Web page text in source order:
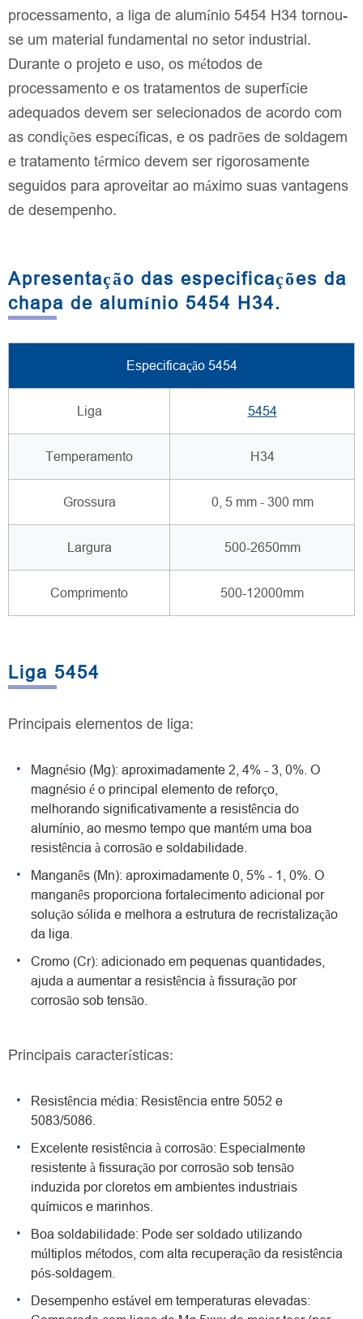
processamento, a liga de alumínio 5454 H34 tornou-
se um material fundamental no setor industrial.
Durante o projeto e uso, os métodos de
processamento e os tratamentos de superfície
adequados devem ser selecionados de acordo com
as condições específicas, e os padrões de soldagem
e tratamento térmico devem ser rigorosamente
seguidos para aproveitar ao máximo suas vantagens
de desempenho.
Apresentação das especificações da
chapa de alumínio 5454 H34.
Especificação 5454
Liga 5454
Temperamento H34
Grossura 0, 5 mm - 300 mm
Largura 500-2650mm
Comprimento 500-12000mm
Liga 5454
Principais elementos de liga:
Magnésio (Mg): aproximadamente 2, 4% - 3, 0%. O
magnésio é o principal elemento de reforço,
melhorando significativamente a resistência do
alumínio, ao mesmo tempo que mantém uma boa
resistência à corrosão e soldabilidade.
Manganês (Mn): aproximadamente 0, 5% - 1, 0%. O
manganês proporciona fortalecimento adicional por
solução sólida e melhora a estrutura de recristalização
da liga.
Cromo (Cr): adicionado em pequenas quantidades,
ajuda a aumentar a resistência à fissuração por
corrosão sob tensão.
Principais características:
Resistência média: Resistência entre 5052 e
5083/5086.
Excelente resistência à corrosão: Especialmente
resistente à fissuração por corrosão sob tensão
induzida por cloretos em ambientes industriais
químicos e marinhos.
Boa soldabilidade: Pode ser soldado utilizando
múltiplos métodos, com alta recuperação da resistência
pós-soldagem.
Desempenho estável em temperaturas elevadas: